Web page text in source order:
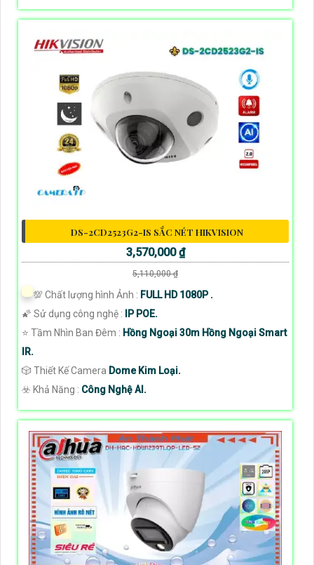
DS-2CD2523G2-IS SẮC NÉT HIKVISION
3,570,000 ₫
5,110,000 ₫
💯 Chất lượng hình Ảnh : FULL HD 1080P .
🌠 Sử dụng công nghệ :
IP POE.
⭐ Tầm Nhìn Ban Đêm : Hồng Ngoại 30m Hồng Ngoại Smart
IR.
🎲 Thiết Kế Camera Dome Kim Loại.
️☣️ Khả Năng : Công Nghệ AI.